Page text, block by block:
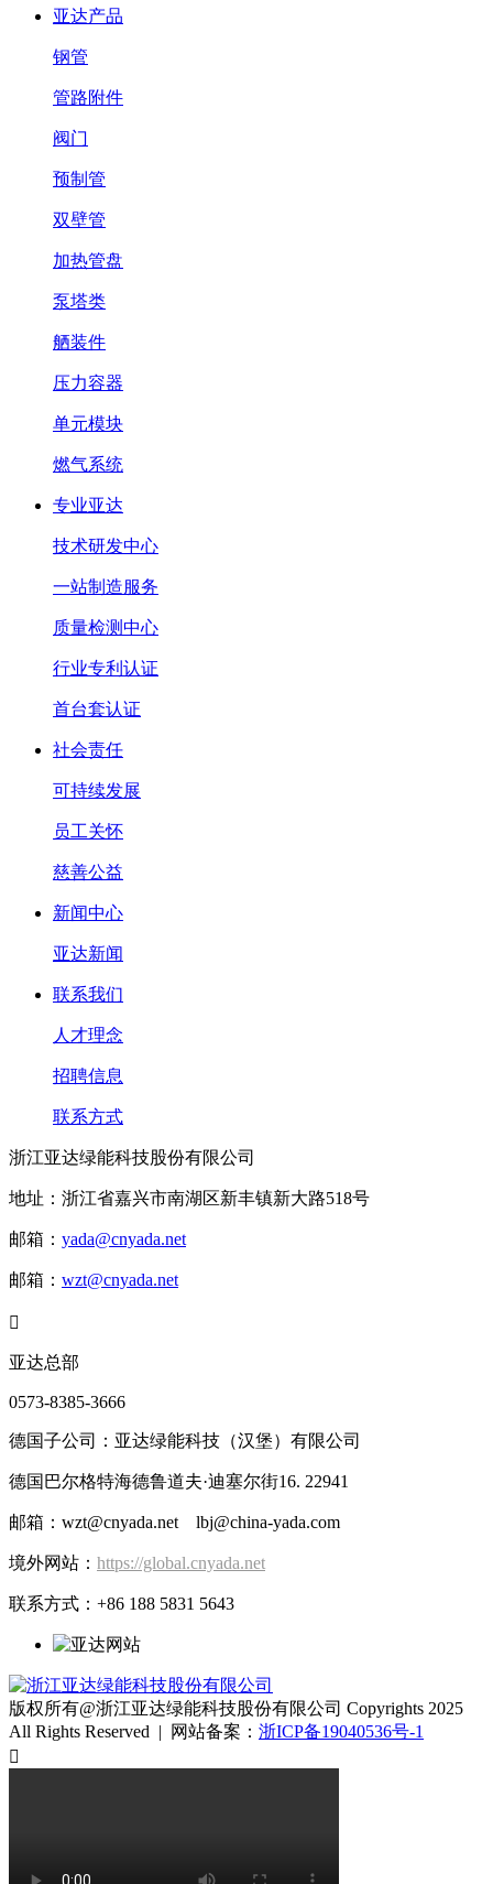
亚达产品
钢管
管路附件
阀门
预制管
双壁管
加热管盘
泵塔类
舾装件
压力容器
单元模块
燃气系统
专业亚达
技术研发中心
一站制造服务
质量检测中心
行业专利认证
首台套认证
社会责任
可持续发展
员工关怀
慈善公益
新闻中心
亚达新闻
联系我们
人才理念
招聘信息
联系方式
浙江亚达绿能科技股份有限公司
地址：浙江省嘉兴市南湖区新丰镇新大路518号
邮箱： yada@cnyada.net
邮箱： wzt@cnyada.net

亚达总部
0573-8385-3666
德国子公司：亚达绿能科技（汉堡）有限公司
德国巴尔格特海德鲁道夫·迪塞尔街16. 22941
邮箱：wzt@cnyada.net lbj@china-yada.com
境外网站： https://global.cnyada.net
联系方式：+86 188 5831 5643
版权所有@浙江亚达绿能科技股份有限公司 Copyrights 2025
All Rights Reserved | 网站备案： 浙ICP备19040536号-1
